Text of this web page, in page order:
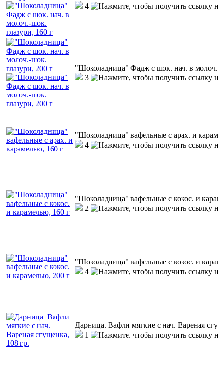
4
"Шоколадница" Фадж с шок. нач. в
3
"Шоколадница" вафельные с арах. и
4
"Шоколадница" вафельные с кокос. и
2
"Шоколадница" вафельные с кокос. и
4
Дарница. Вафли мягкие с нач. Вареная
1